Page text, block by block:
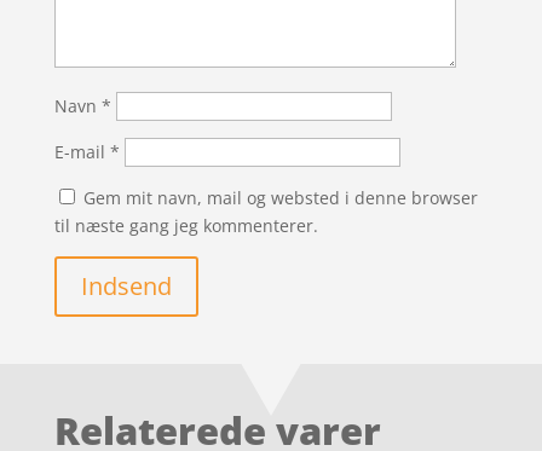
Navn *
E-mail *
Gem mit navn, mail og websted i denne browser
til næste gang jeg kommenterer.
Indsend
Relaterede varer